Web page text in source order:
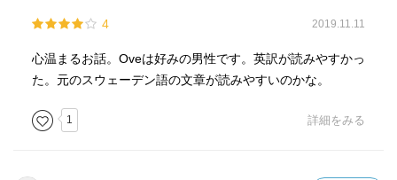
4 2019.11.11
心温まるお話。Oveは好みの男性です。英訳が読みやすかっ
た。元のスウェーデン語の文章が読みやすいのかな。
1 詳細をみる